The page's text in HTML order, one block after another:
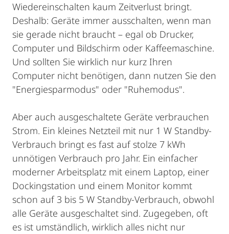
Wiedereinschalten kaum Zeitverlust bringt.
Deshalb: Geräte immer ausschalten, wenn man
sie gerade nicht braucht – egal ob Drucker,
Computer und Bildschirm oder Kaffeemaschine.
Und sollten Sie wirklich nur kurz Ihren
Computer nicht benötigen, dann nutzen Sie den
"Energiesparmodus" oder "Ruhemodus".
Aber auch ausgeschaltete Geräte verbrauchen
Strom. Ein kleines Netzteil mit nur 1 W Standby-
Verbrauch bringt es fast auf stolze 7 kWh
unnötigen Verbrauch pro Jahr. Ein einfacher
moderner Arbeitsplatz mit einem Laptop, einer
Dockingstation und einem Monitor kommt
schon auf 3 bis 5 W Standby-Verbrauch, obwohl
alle Geräte ausgeschaltet sind. Zugegeben, oft
es ist umständlich, wirklich alles nicht nur